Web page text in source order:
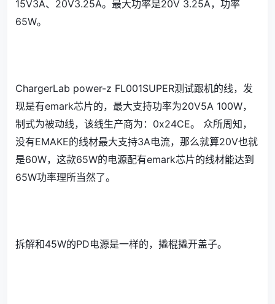
15V3A、20V3.25A。最大功率是20V 3.25A，功率
65W。
ChargerLab power-z FL001SUPER测试跟机的线，发
现是有emark芯片的，最大支持功率为20V5A 100W，
制式为被动线，该线生产商为：0x24CE。 众所周知，
没有EMAKE的线材最大支持3A电流，那么就算20V也就
是60W，这款65W的电源配有emark芯片的线材能达到
65W功率理所当然了。
拆解和45W的PD电源是一样的，撬棍撬开盖子。